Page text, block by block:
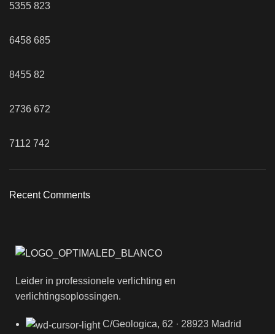
5355 823
6458 685
8455 82
2736 672
7112 742
Recent Comments
Leider in professionele verlichting en
verlichtingsoplossingen.
C/Geologica, 62 · 28923 Madrid